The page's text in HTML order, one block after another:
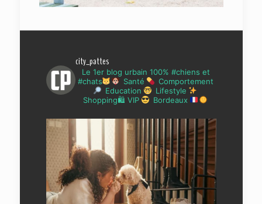
city_pattes
Le 1er blog urbain 100% #chiens et
#chats
Santé
Comportement
Education
Lifestyle
Shopping🛍 VIP
Bordeaux